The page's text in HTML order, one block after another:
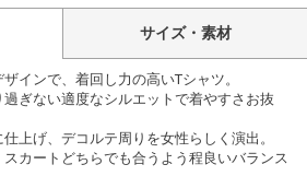
サイズ・素材
インで、着回し力の高いTシャツ。
ぎない適度なシルエットで着やすさお抜
上げ、デコルテ周りを女性らしく演出。
カートどちらでも合うよう程良いバランス